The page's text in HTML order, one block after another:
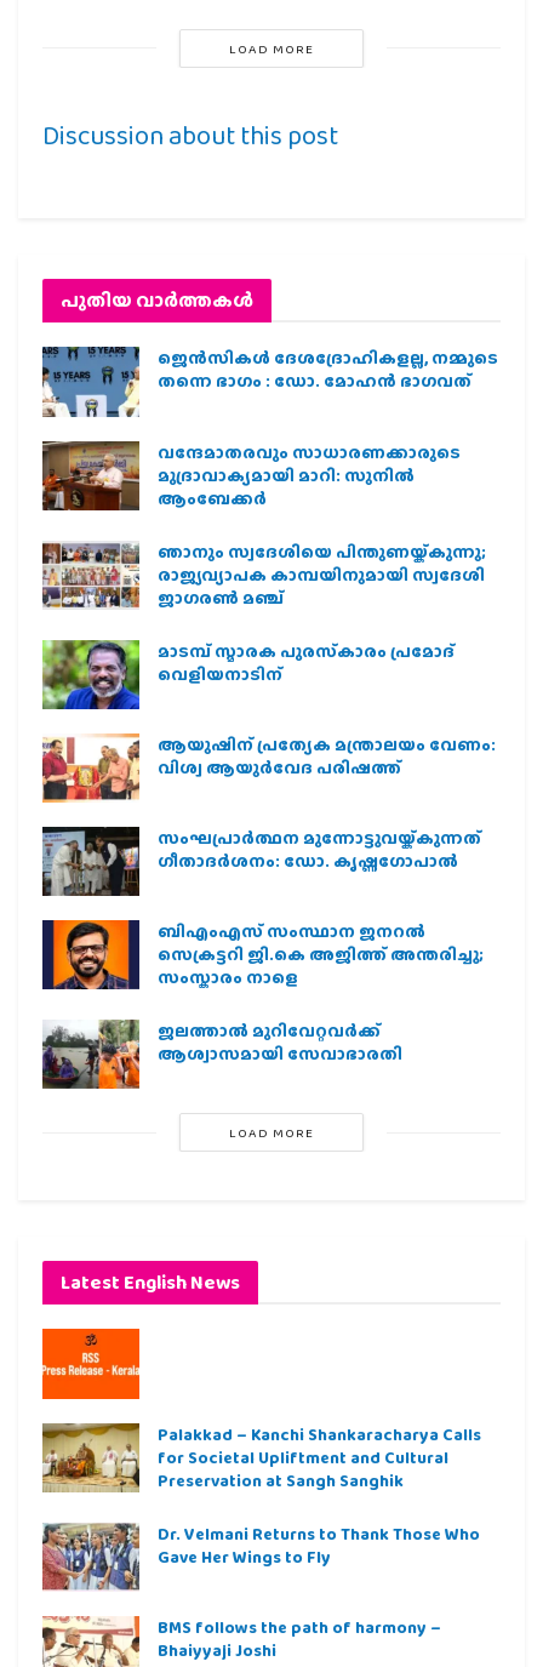
LOAD MORE
Discussion about this post
പുതിയ വാര്‍ത്തകള്‍
ജെന്‍സികള്‍ ദേശദ്രോഹികളല്ല, നമ്മുടെ
തന്നെ ഭാഗം : ഡോ. മോഹന്‍ ഭാഗവത്
വന്ദേമാതരവും സാധാരണക്കാരുടെ
മുദ്രാവാക്യമായി മാറി: സുനിൽ
ആംബേക്കർ
ഞാനും സ്വദേശിയെ പിന്തുണയ്ക്കുന്നു;
രാജ്യവ്യാപക കാമ്പയിനുമായി സ്വദേശി
ജാഗരണ്‍ മഞ്ച്
മാടമ്പ് സ്മാരക പുരസ്‌കാരം പ്രമോദ്
വെളിയനാടിന്
ആയുഷിന് പ്രത്യേക മന്ത്രാലയം വേണം:
വിശ്വ ആയുര്‍വേദ പരിഷത്ത്
സംഘപ്രാര്‍ത്ഥന മുന്നോട്ടുവയ്ക്കുന്നത്
ഗീതാദര്‍ശനം: ഡോ. കൃഷ്ണഗോപാല്‍
ബിഎംഎസ് സംസ്ഥാന ജനറൽ
സെക്രട്ടറി ജി.കെ അജിത്ത് അന്തരിച്ചു;
സംസ്കാരം നാളെ
ജലത്താല്‍ മുറിവേറ്റവര്‍ക്ക്
ആശ്വാസമായി സേവാഭാരതി
LOAD MORE
Latest English News
Palakkad – Kanchi Shankaracharya Calls
for Societal Upliftment and Cultural
Preservation at Sangh Sanghik
Dr. Velmani Returns to Thank Those Who
Gave Her Wings to Fly
BMS follows the path of harmony –
Bhaiyyaji Joshi